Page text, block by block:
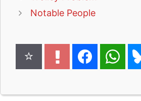
Notable People